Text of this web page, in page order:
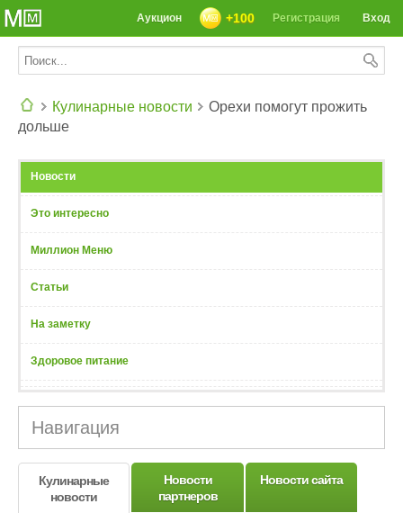
Вход
Регистрация
+100
Аукцион
Кулинарные новости
Орехи помогут прожить
дольше
Новости
Это интересно
Миллион Меню
Статьи
На заметку
Здоровое питание
Навигация
Кулинарные
новости
Новости
партнеров
Новости сайта